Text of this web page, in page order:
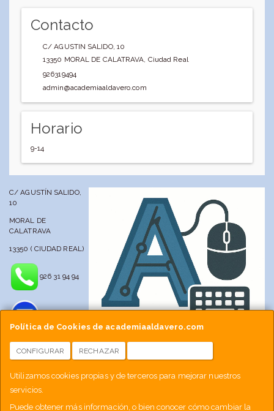
Política de Cookies de academiaaldavero.com
CONFIGURAR RECHAZAR
Utilizamos cookies propias y de terceros para mejorar nuestros
servicios.
Puede obtener más información, o bien conocer cómo cambiar la
Contacto
C/ AGUSTIN SALIDO, 10
13350 MORAL DE CALATRAVA, Ciudad Real
926319494
admin@academiaaldavero.com
Horario
9-14
C/ AGUSTÍN SALIDO,
10
MORAL DE
CALATRAVA
13350 ( CIUDAD REAL)
926 31 94 94